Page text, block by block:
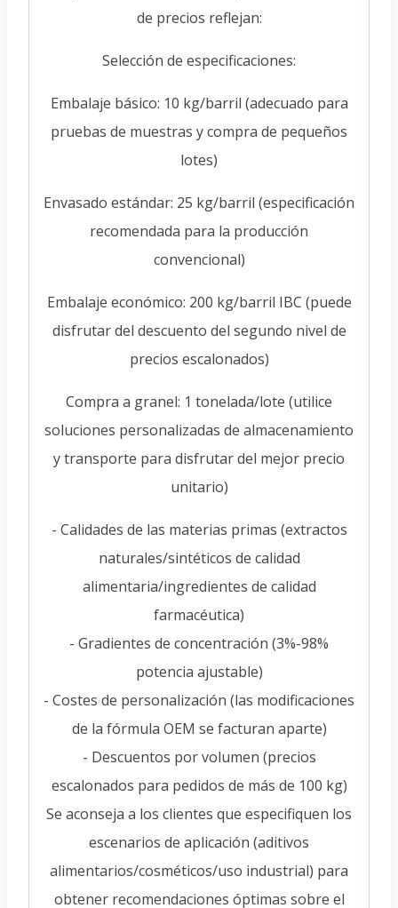
de precios reflejan:
Selección de especificaciones:
Embalaje básico: 10 kg/barril (adecuado para
pruebas de muestras y compra de pequeños
lotes)
Envasado estándar: 25 kg/barril (especificación
recomendada para la producción
convencional)
Embalaje económico: 200 kg/barril IBC (puede
disfrutar del descuento del segundo nivel de
precios escalonados)
Compra a granel: 1 tonelada/lote (utilice
soluciones personalizadas de almacenamiento
y transporte para disfrutar del mejor precio
unitario)
- Calidades de las materias primas (extractos
naturales/sintéticos de calidad
alimentaria/ingredientes de calidad
farmacéutica)
- Gradientes de concentración (3%-98%
potencia ajustable)
- Costes de personalización (las modificaciones
de la fórmula OEM se facturan aparte)
- Descuentos por volumen (precios
escalonados para pedidos de más de 100 kg)
Se aconseja a los clientes que especifiquen los
escenarios de aplicación (aditivos
alimentarios/cosméticos/uso industrial) para
obtener recomendaciones óptimas sobre el